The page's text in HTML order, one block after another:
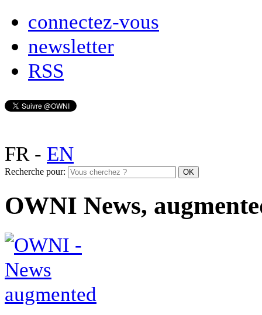
connectez-vous
newsletter
RSS
FR- EN
Recherche pour:
OWNI News,